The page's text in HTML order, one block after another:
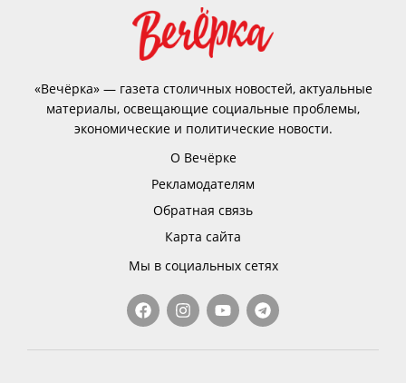
«Вечёрка» — газета столичных новостей, актуальные
материалы, освещающие социальные проблемы,
экономические и политические новости.
О Вечёрке
Рекламодателям
Обратная связь
Карта сайта
Мы в социальных сетях